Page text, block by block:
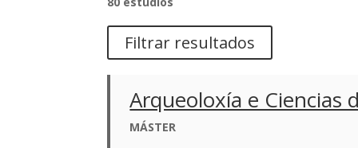
Filtrar resultados
Arqueoloxía e Ciencias
MÁSTER